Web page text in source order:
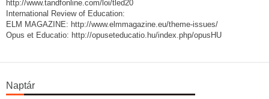
http://www.tandfonline.com/loi/tled20
International Review of Education:
ELM MAGAZINE: http://www.elmmagazine.eu/theme-issues/
Opus et Educatio: http://opuseteducatio.hu/index.php/opusHU
Naptár